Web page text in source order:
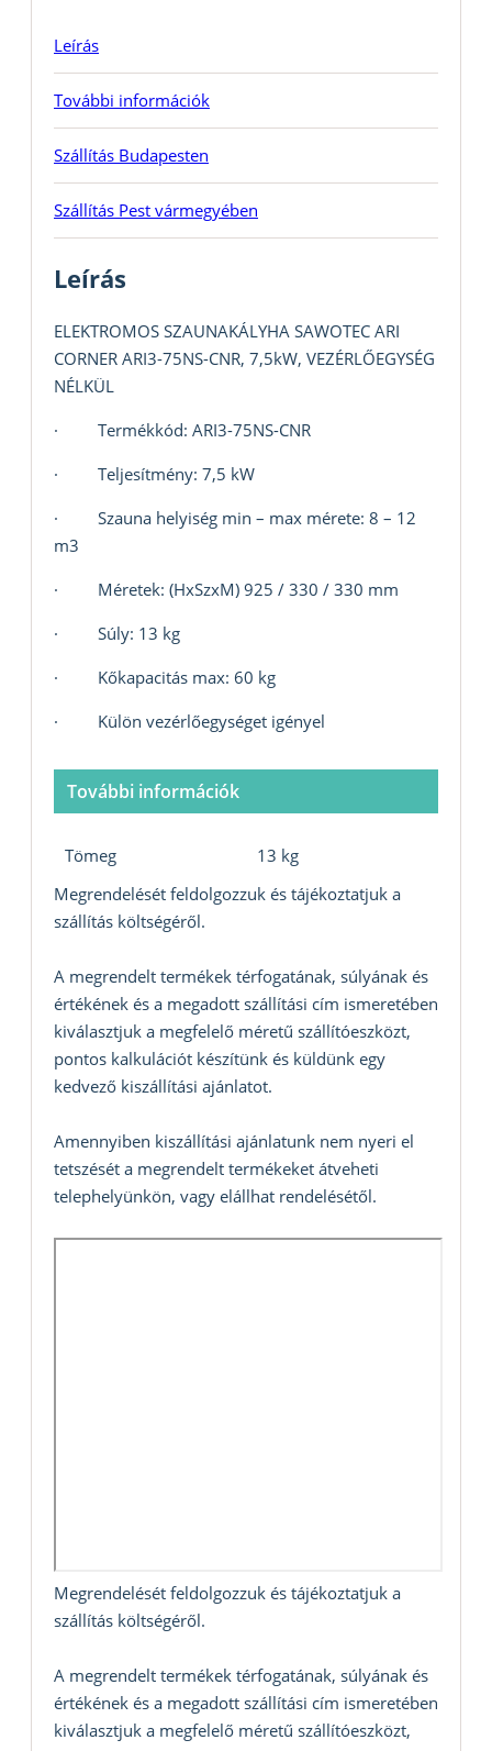
Leírás
További információk
Szállítás Budapesten
Szállítás Pest vármegyében
Leírás
ELEKTROMOS SZAUNAKÁLYHA SAWOTEC ARI
CORNER ARI3-75NS-CNR, 7,5kW, VEZÉRLŐEGYSÉG
NÉLKÜL
· Termékkód: ARI3-75NS-CNR
· Teljesítmény: 7,5 kW
· Szauna helyiség min – max mérete: 8 – 12
m3
· Méretek: (HxSzxM) 925 / 330 / 330 mm
· Súly: 13 kg
· Kőkapacitás max: 60 kg
· Külön vezérlőegységet igényel
További információk
Tömeg
13 kg
Megrendelését feldolgozzuk és tájékoztatjuk a
szállítás költségéről.
A megrendelt termékek térfogatának, súlyának és
értékének és a megadott szállítási cím ismeretében
kiválasztjuk a megfelelő méretű szállítóeszközt,
pontos kalkulációt készítünk és küldünk egy
kedvező kiszállítási ajánlatot.
Amennyiben kiszállítási ajánlatunk nem nyeri el
tetszését a megrendelt termékeket átveheti
telephelyünkön, vagy elállhat rendelésétől.
Megrendelését feldolgozzuk és tájékoztatjuk a
szállítás költségéről.
A megrendelt termékek térfogatának, súlyának és
értékének és a megadott szállítási cím ismeretében
kiválasztjuk a megfelelő méretű szállítóeszközt,